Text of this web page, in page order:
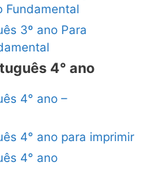
Fundamental
3º ano Para
4° ano
4° ano –
4° ano para imprimir
4° ano